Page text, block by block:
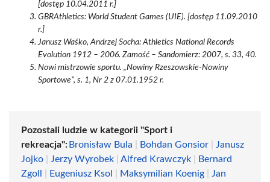
[dostęp 10.04.2011 r.]
GBRAthletics: World Student Games (UIE). [dostęp 11.09.2010
r.]
Janusz Waśko, Andrzej Socha: Athletics National Records
Evolution 1912 – 2006. Zamość – Sandomierz: 2007, s. 33, 40.
Nowi mistrzowie sportu. „Nowiny Rzeszowskie-Nowiny
Sportowe”, s. 1, Nr 2 z 07.01.1952 r.
Pozostali ludzie w kategorii "Sport i
rekreacja": Bronisław Bula Bohdan Gonsior
Janusz
Jojko
Jerzy Wyrobek Alfred Krawczyk
Bernard
Zgoll
Eugeniusz Ksol Maksymilian Koenig
Jan